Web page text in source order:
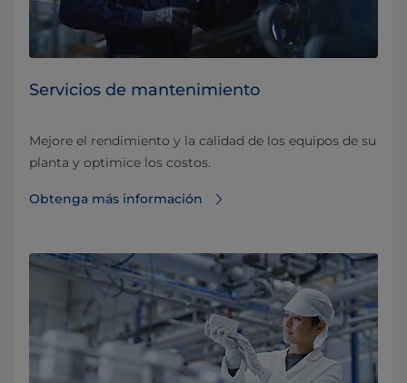
Servicios de mantenimiento
Mejore el rendimiento y la calidad de los equipos de su
planta y optimice los costos.
Obtenga más información